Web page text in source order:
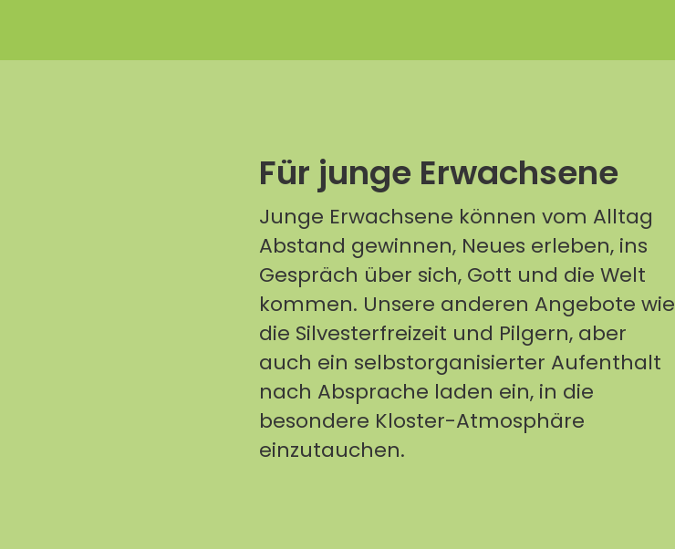
Für junge Erwachsene
Junge Erwachsene können vom Alltag
Abstand gewinnen, Neues erleben, ins
Gespräch über sich, Gott und die Welt
kommen. Unsere anderen Angebote wie
die Silvesterfreizeit und Pilgern, aber
auch ein selbstorganisierter Aufenthalt
nach Absprache laden ein, in die
besondere Kloster-Atmosphäre
einzutauchen.